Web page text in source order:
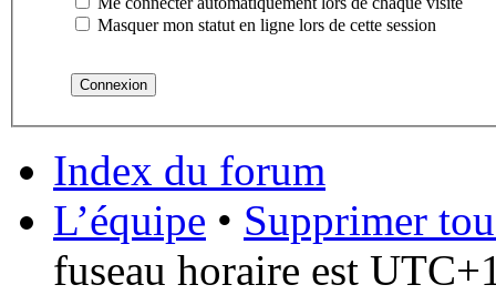
Masquer mon statut en ligne lors de cette session
Index du forum
L’équipe • Supprimer
fuseau horaire est